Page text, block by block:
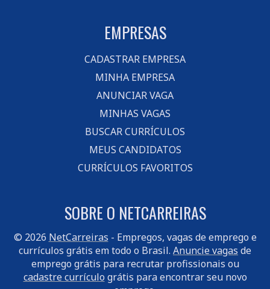
EMPRESAS
CADASTRAR EMPRESA
MINHA EMPRESA
ANUNCIAR VAGA
MINHAS VAGAS
BUSCAR CURRÍCULOS
MEUS CANDIDATOS
CURRÍCULOS FAVORITOS
SOBRE O NETCARREIRAS
© 2026 NetCarreiras - Empregos, vagas de emprego e
currículos grátis em todo o Brasil. Anuncie vagas de
emprego grátis para recrutar profissionais ou
cadastre currículo grátis para encontrar seu novo